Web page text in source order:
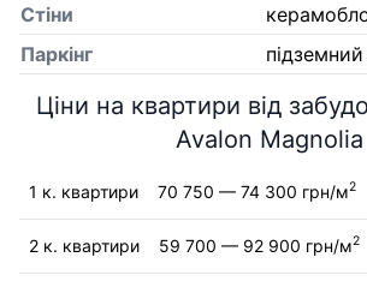
Стіни
Паркінг
Ціни на квартири від
Avalon Magnolia
1 к. квартири 70 750 — 74 300 грн/м2
2 к. квартири 59 700 — 92 900 грн/м2